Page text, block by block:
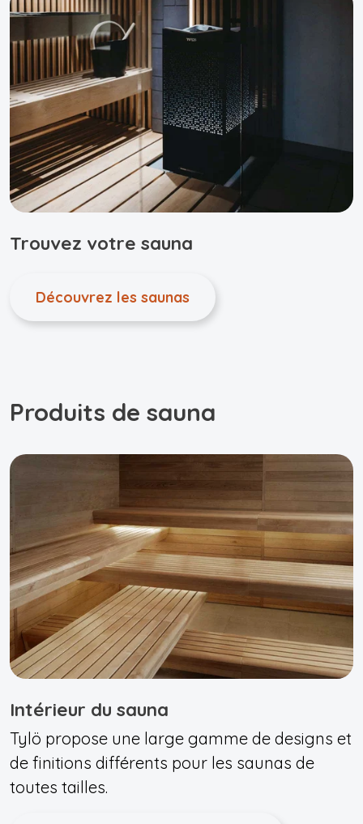
Trouvez votre sauna
Découvrez les saunas
Produits de sauna
Intérieur du sauna
Tylö propose une large gamme de designs et
de finitions différents pour les saunas de
toutes tailles.